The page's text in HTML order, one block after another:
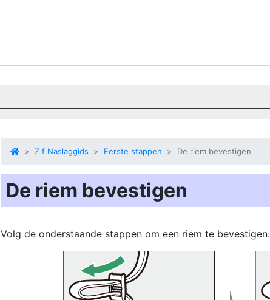
Z f Naslaggids Eerste stappen De riem bevestigen
De riem bevestigen
Volg de onderstaande stappen om een riem te bevestigen.